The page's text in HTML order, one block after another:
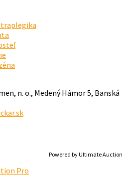
n. o., Medený Hámor 5, Banská
Powered by Ultimate Auction
Pro